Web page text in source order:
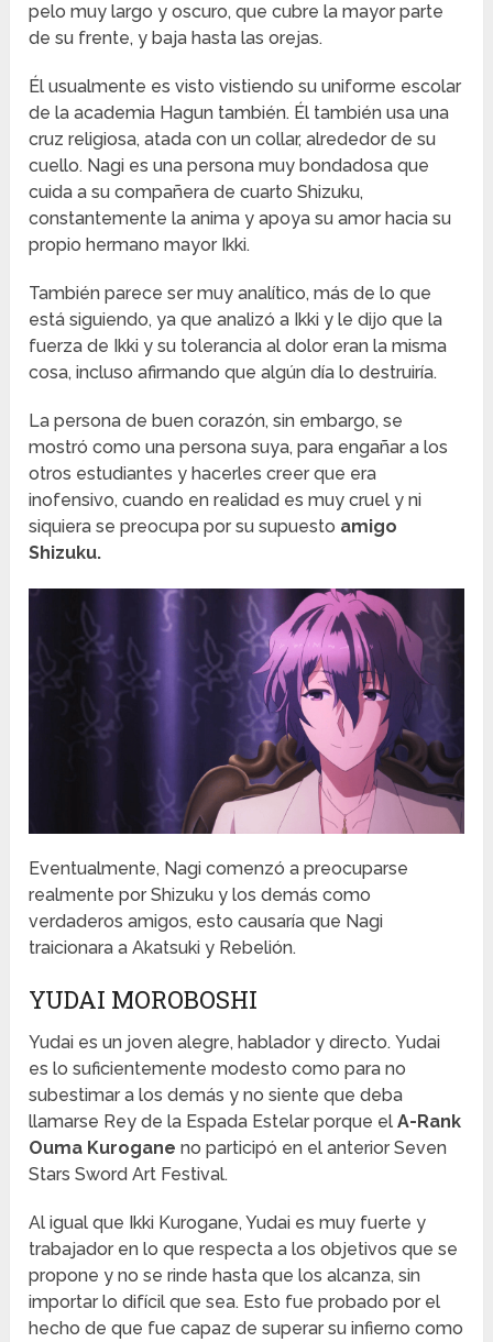
pelo muy largo y oscuro, que cubre la mayor parte
de su frente, y baja hasta las orejas.
Él usualmente es visto vistiendo su uniforme escolar
de la academia Hagun también. Él también usa una
cruz religiosa, atada con un collar, alrededor de su
cuello. Nagi es una persona muy bondadosa que
cuida a su compañera de cuarto Shizuku,
constantemente la anima y apoya su amor hacia su
propio hermano mayor Ikki.
También parece ser muy analítico, más de lo que
está siguiendo, ya que analizó a Ikki y le dijo que la
fuerza de Ikki y su tolerancia al dolor eran la misma
cosa, incluso afirmando que algún día lo destruiría.
La persona de buen corazón, sin embargo, se
mostró como una persona suya, para engañar a los
otros estudiantes y hacerles creer que era
inofensivo, cuando en realidad es muy cruel y ni
siquiera se preocupa por su supuesto amigo
Shizuku.
Eventualmente, Nagi comenzó a preocuparse
realmente por Shizuku y los demás como
verdaderos amigos, esto causaría que Nagi
traicionara a Akatsuki y Rebelión.
YUDAI MOROBOSHI
Yudai es un joven alegre, hablador y directo. Yudai
es lo suficientemente modesto como para no
subestimar a los demás y no siente que deba
llamarse Rey de la Espada Estelar porque elA-Rank
Ouma Kurogane no participó en el anterior Seven
Stars Sword Art Festival.
Al igual que Ikki Kurogane, Yudai es muy fuerte y
trabajador en lo que respecta a los objetivos que se
propone y no se rinde hasta que los alcanza, sin
importar lo difícil que sea. Esto fue probado por el
hecho de que fue capaz de superar su infierno como